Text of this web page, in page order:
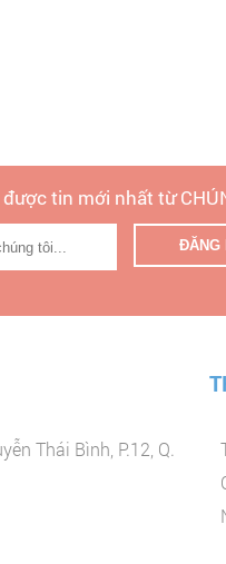
tin mới nhất từ
Thái Bình, P.12, Q.